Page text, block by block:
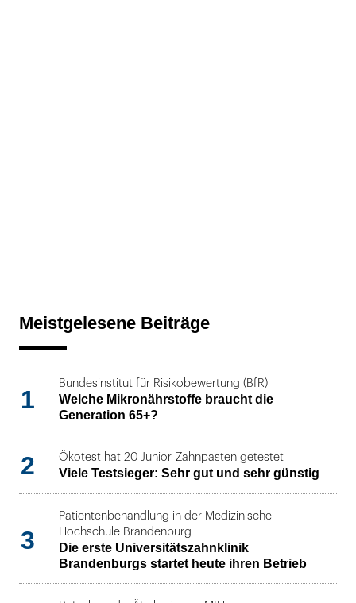
Meistgelesene Beiträge
1
Bundesinstitut für Risikobewertung (BfR)
Welche Mikronährstoffe braucht die
Generation 65+?
2 Ökotest hat 20 Junior-Zahnpasten getestet
Viele Testsieger: Sehr gut und sehr günstig
3
Patientenbehandlung in der Medizinische
Hochschule Brandenburg
Die erste Universitätszahnklinik
Brandenburgs startet heute ihren Betrieb